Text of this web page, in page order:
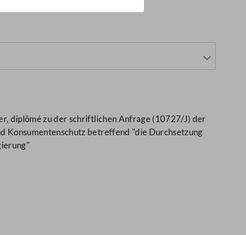
diplômé zu der schriftlichen Anfrage (10727/J) der
Konsumentenschutz betreffend "die Durchsetzung